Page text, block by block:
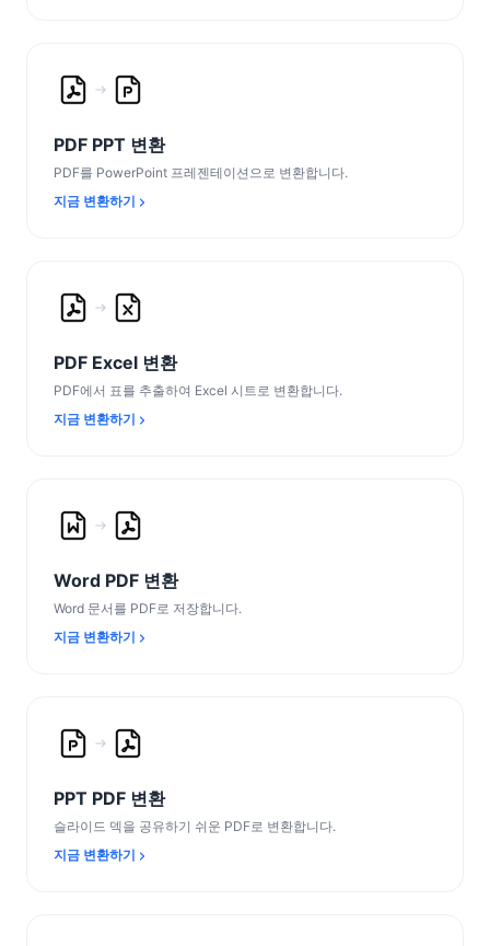
PDF PPT 변환
PDF를 PowerPoint 프레젠테이션으로 변환합니다.
지금 변환하기
PDF Excel 변환
PDF에서 표를 추출하여 Excel 시트로 변환합니다.
지금 변환하기
Word PDF 변환
Word 문서를 PDF로 저장합니다.
지금 변환하기
PPT PDF 변환
슬라이드 덱을 공유하기 쉬운 PDF로 변환합니다.
지금 변환하기